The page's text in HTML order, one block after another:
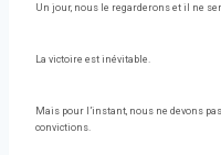
Un jour, nous le regarderons et il ne
La victoire est inévitable.
Mais pour l’instant, nous ne devons
convictions.